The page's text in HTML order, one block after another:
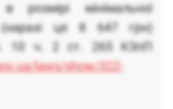
розмірі мінімальної
(наразі це 8 647 грн)
10 ч. 2 ст. 265 КЗпП
laws/show/322-